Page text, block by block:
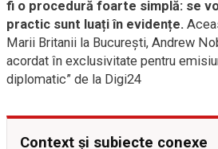
fi o procedură foarte simplă: se
practic sunt luați în evidențe.
Marii Britanii la București, Andrew
acordat în exclusivitate pentru
diplomatic” de la Digi24
Context și subiecte conexe